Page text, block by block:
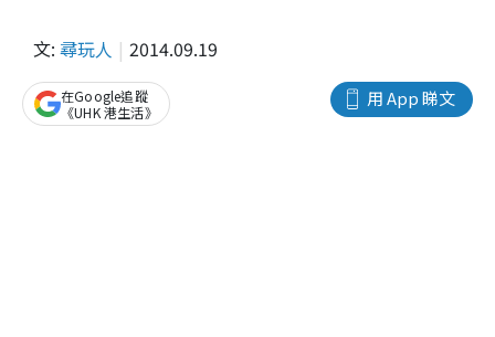
文: 尋玩人 2014.09.19
用 App 睇文
在Google追蹤
《UHK 港生活》